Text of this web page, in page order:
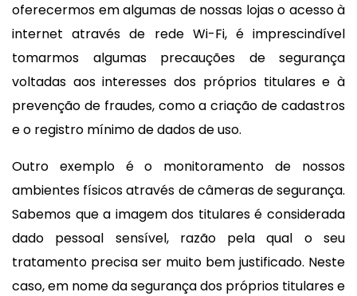
oferecermos em algumas de nossas lojas o acesso à
internet através de rede Wi-Fi, é imprescindível
tomarmos algumas precauções de segurança
voltadas aos interesses dos próprios titulares e à
prevenção de fraudes, como a criação de cadastros
e o registro mínimo de dados de uso.
Outro exemplo é o monitoramento de nossos
ambientes físicos através de câmeras de segurança.
Sabemos que a imagem dos titulares é considerada
dado pessoal sensível, razão pela qual o seu
tratamento precisa ser muito bem justificado. Neste
caso, em nome da segurança dos próprios titulares e